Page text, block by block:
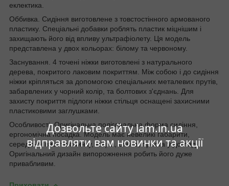
Дозвольте сайту lam.in.ua
відправляти вам новинки та акції
еклектика.
Оббивка. Сидіння виготовлене з товстостінного армованого
пластику. Спеціальні добавки роблять пластик міцнішим і
захищають його від впливу ультрафіолету. Ця модель
представлена у двох кольорах: білому та червоному.
Заснування. 4 точені ніжки виготовлені з натурального
дерева, покритого лаковим покриттям. Між собою і до сидіння
ніжки кріпляться за допомогою спеціальних металевих прутів,
забарвлених у чорний колір, та болтових з'єднань. Для
захисту покриття підлоги ніжки стільця оснащені захисними
пластиковими заглушками.
Особливості. Оригінальна полігональна форма сидіння,
ергономічна посадка. Модель має невеликі габарити,
середньої висоти спинку, міцна, стійка, проста у догляді.
Оригінальний дизайн випорожнення робить його дуже
привабливим.